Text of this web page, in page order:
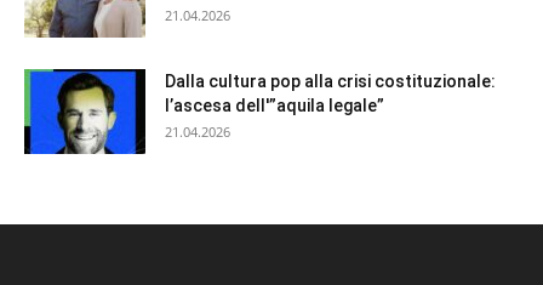
21.04.2026
Dalla cultura pop alla crisi costituzionale:
l’ascesa dell'”aquila legale”
21.04.2026